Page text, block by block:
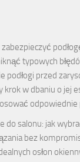
zabezpieczyć
typowych
podłogi przed
krok w dbaniu o jej
odpowiednie
do salonu: jak
bez
osłon